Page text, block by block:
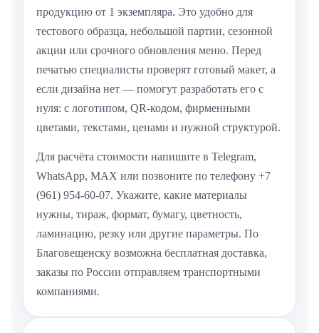
продукцию от 1 экземпляра. Это удобно для
тестового образца, небольшой партии, сезонной
акции или срочного обновления меню. Перед
печатью специалисты проверят готовый макет, а
если дизайна нет — помогут разработать его с
нуля: с логотипом, QR-кодом, фирменными
цветами, текстами, ценами и нужной структурой.
Для расчёта стоимости напишите в Telegram,
WhatsApp, MAX или позвоните по телефону +7
(961) 954-60-07. Укажите, какие материалы
нужны, тираж, формат, бумагу, цветность,
ламинацию, резку или другие параметры. По
Благовещенску возможна бесплатная доставка,
заказы по России отправляем транспортными
компаниями.